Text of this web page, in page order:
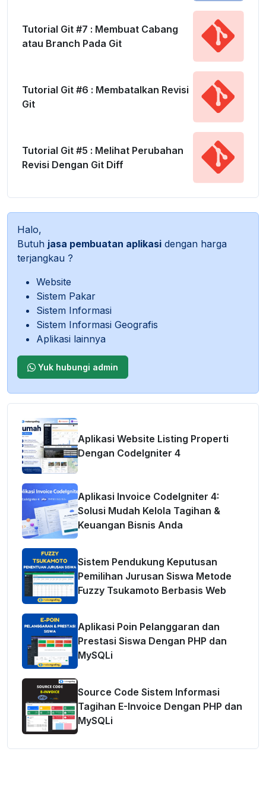
Tutorial Git #7 : Membuat Cabang
atau Branch Pada Git
Tutorial Git #6 : Membatalkan Revisi
Git
Tutorial Git #5 : Melihat Perubahan
Revisi Dengan Git Diff
Halo,
Butuh jasa pembuatan aplikasi dengan harga
terjangkau ?
Website
Sistem Pakar
Sistem Informasi
Sistem Informasi Geografis
Aplikasi lainnya
Yuk hubungi admin
Aplikasi Website Listing Properti
Dengan CodeIgniter 4
Aplikasi Invoice CodeIgniter 4:
Solusi Mudah Kelola Tagihan &
Keuangan Bisnis Anda
Sistem Pendukung Keputusan
Pemilihan Jurusan Siswa Metode
Fuzzy Tsukamoto Berbasis Web
Aplikasi Poin Pelanggaran dan
Prestasi Siswa Dengan PHP dan
MySQLi
Source Code Sistem Informasi
Tagihan E-Invoice Dengan PHP dan
MySQLi